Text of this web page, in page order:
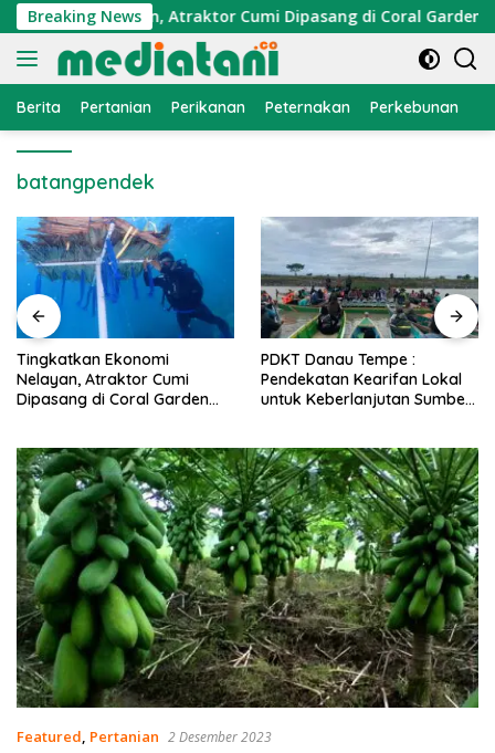
Langsung
ke
konten
Breaking News
Nelayan, Atraktor Cumi Dipasang di Coral Garden
Berita Pertanian Perikanan Peternakan Perkebunan
batangpendek
PDKT Danau Tempe :
Pendekatan Kearifan Lokal
untuk Keberlanjutan Sumber
Cara Mengatasi Penyakit
PMK pada Sapi Perah Secara
Alami dan Medis
Featured, Pertanian 2 Desember 2023